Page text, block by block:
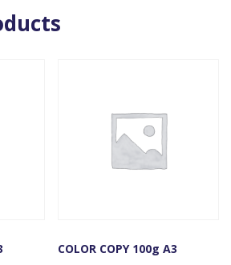
COLOR COPY 100g A3